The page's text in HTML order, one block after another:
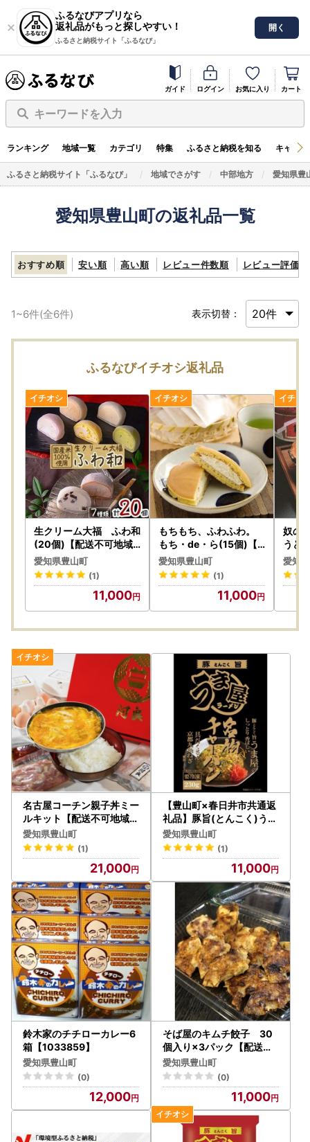
ふるなびアプリなら
返礼品がもっと探しやすい！
ふるさと納税サイト「ふるなび」
開く
ガイド ログイン お気に入り カート
キーワードを入力
ランキング 地域一覧 カテゴリ 特集 ふるさと納税を知る キャン
ふるさと納税サイト「ふるなび」 地域でさがす 中部地方 愛知県豊
愛知県豊山町の返礼品一覧
おすすめ順 安い順 高い順 レビュー件数順 レビュー評価順
1~6件(全6件) 表示切替：
ふるなびイチオシ返礼品
生クリーム大福 ふわ和
(20個)【配送不可地域
：離島】【1026747】
愛知県豊山町
(1)
11,000
もちもち、ふわふわ。
もち・de・ら(15個)【
配送不可地域：離島】【
1026748】
愛知県豊山町
(1)
11,000
奴の
うど
愛知
名古屋コーチン親子丼ミー
ルキット【配送不可地域：
離島】【1283436】
愛知県豊山町
(1)
21,000
【豊山町×春日井市共通返
礼品】豚旨(とんこく)うま
屋のしっとり香ばしい名物
チャーハン(5食入)【配送
不可地域：離島】【11022
愛知県豊山町
(1)
11,000
鈴木家のチチローカレー6
箱【1033859】
愛知県豊山町
(0)
12,000
そば屋のキムチ餃子 30
個入り×3パック【配送不
可地域：離島】【128834
3】
愛知県豊山町
(0)
11,000